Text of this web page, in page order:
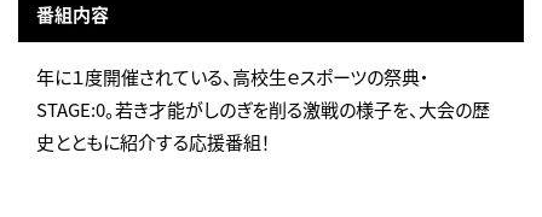
番組内容
年に１度開催されている、高校生ｅスポーツの祭典・
STAGE:0。若き才能がしのぎを削る激戦の様子を、大会の歴
史とともに紹介する応援番組！